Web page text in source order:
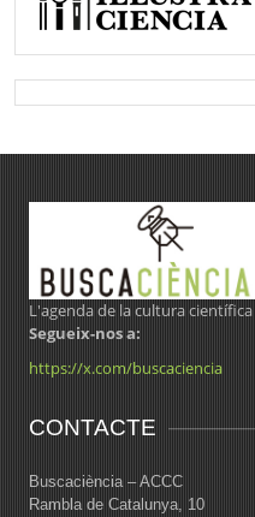
L'agenda de la cultura científica
Segueix-nos a:
https://x.com/buscaciencia
CONTACTE
Buscaciència – ACCC
Rambla de Catalunya, 10